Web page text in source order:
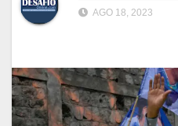
AGO 18, 2023